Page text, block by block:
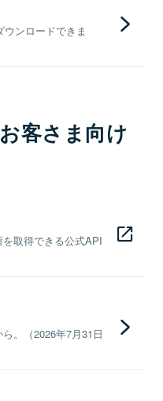
ンロードできま
客さま向け
取得できる公式API
。（2026年7月31日